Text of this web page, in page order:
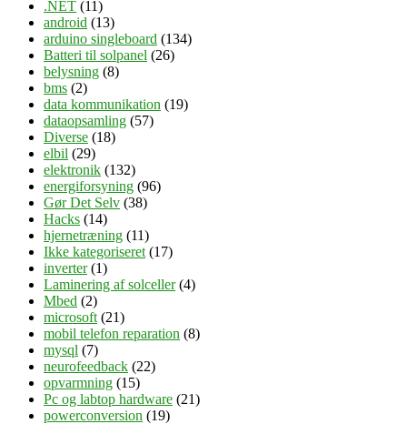
.NET (11)
android (13)
arduino singleboard (134)
Batteri til solpanel (26)
belysning (8)
bms (2)
data kommunikation (19)
dataopsamling (57)
Diverse (18)
elbil (29)
elektronik (132)
energiforsyning (96)
Gør Det Selv (38)
Hacks (14)
hjernetræning (11)
Ikke kategoriseret (17)
inverter(1)
Laminering af solceller(4)
Mbed (2)
microsoft (21)
mobil telefon reparation (8)
mysql (7)
neurofeedback (22)
opvarmning (15)
Pc og labtop hardware (21)
powerconversion (19)